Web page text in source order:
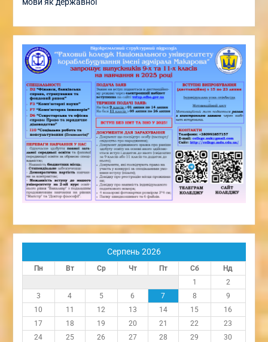
Серпень 2026
Пн Вт Ср Чт Пт Сб
Нд
1
2
3
4 5 6 7 8
9
10
11 12 13 14 15
16
17
18 19 20 21 22
23
24
25 26 27 28 29
30